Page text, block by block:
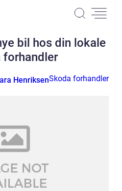
bil hos din lokale
forhandler
HenriksenSkoda forhandler